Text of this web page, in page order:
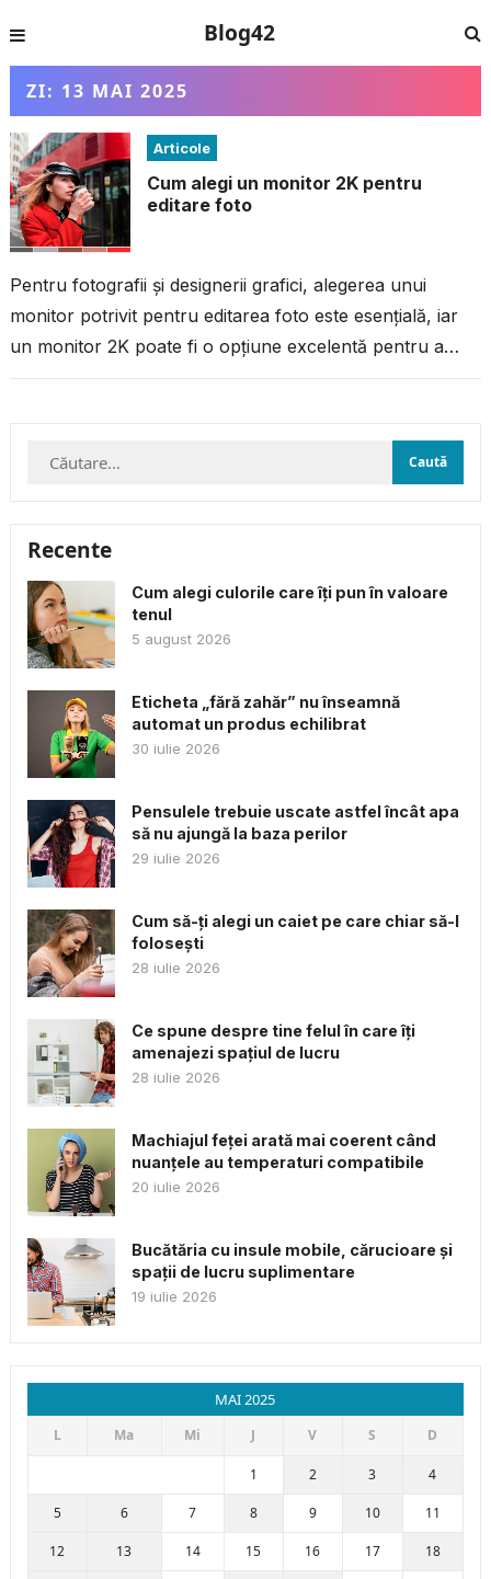
Blog42
ZI: 13 MAI 2025
Articole
Cum alegi un monitor 2K pentru
editare foto
Pentru fotografii și designerii grafici, alegerea unui
monitor potrivit pentru editarea foto este esențială, iar
un monitor 2K poate fi o opțiune excelentă pentru a
Caută
Recente
Cum alegi culorile care îți pun în valoare
tenul
5 august 2026
Eticheta „fără zahăr” nu înseamnă
automat un produs echilibrat
30 iulie 2026
Pensulele trebuie uscate astfel încât apa
să nu ajungă la baza perilor
29 iulie 2026
Cum să-ți alegi un caiet pe care chiar să-l
folosești
28 iulie 2026
Ce spune despre tine felul în care îți
amenajezi spațiul de lucru
28 iulie 2026
Machiajul feței arată mai coerent când
nuanțele au temperaturi compatibile
20 iulie 2026
Bucătăria cu insule mobile, cărucioare și
spații de lucru suplimentare
19 iulie 2026
MAI 2025
L Ma Mi J V S D
1 2 3 4
5 6 7 8 9 10 11
12 13 14 15 16 17 18